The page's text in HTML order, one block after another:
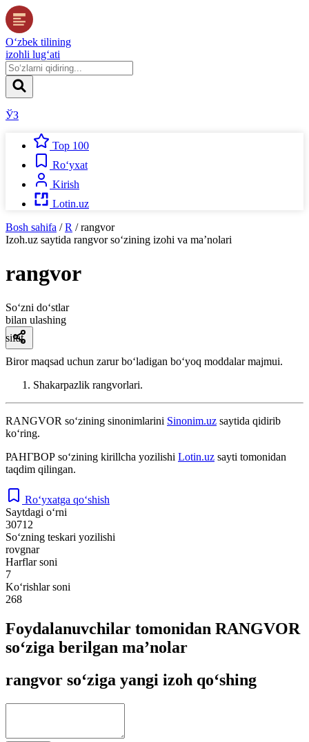
O‘zbek tilining
izohli lug‘ati
ЎЗ
Top 100
Ro‘yxat
Kirish
Lotin.uz
Bosh sahifa / R / rangvor
Izoh.uz saytida rangvorso‘zining izohi va ma’nolari
rangvor
So‘zni do‘stlar
bilan ulashing
sifat
Biror maqsad uchun zarur boʻladigan boʻyoq moddalar majmui.
Shakarpazlik rangvorlari.
RANGVOR so‘zining sinonimlarini Sinonim.uz saytida qidirib
ko‘ring.
РАНГВОР so‘zining kirillcha yozilishi Lotin.uz sayti tomonidan
taqdim qilingan.
Ro‘yxatga qo‘shish
Saytdagi o‘rni
30712
So‘zning teskari yozilishi
rovgnar
Harflar soni
7
Ko‘rishlar soni
268
Foydalanuvchilar tomonidan RANGVOR
so‘ziga berilgan ma’nolar
rangvor so‘ziga yangi izoh qo‘shing